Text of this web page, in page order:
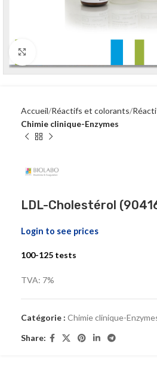
Accueil Réactifs et colorants
Chimie clinique-Enzymes
LDL-Cholestérol
Login to see prices
100-125 tests
TVA: 7%
Catégorie : Chimie clinique-
Share: